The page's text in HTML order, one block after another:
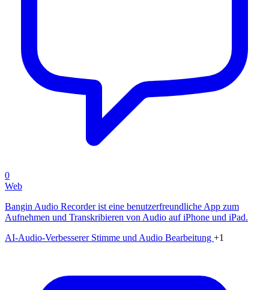
0
Web
Bangin Audio Recorder ist eine benutzerfreundliche App zum
Aufnehmen und Transkribieren von Audio auf iPhone und iPad.
AI-Audio-Verbesserer Stimme und Audio Bearbeitung +1